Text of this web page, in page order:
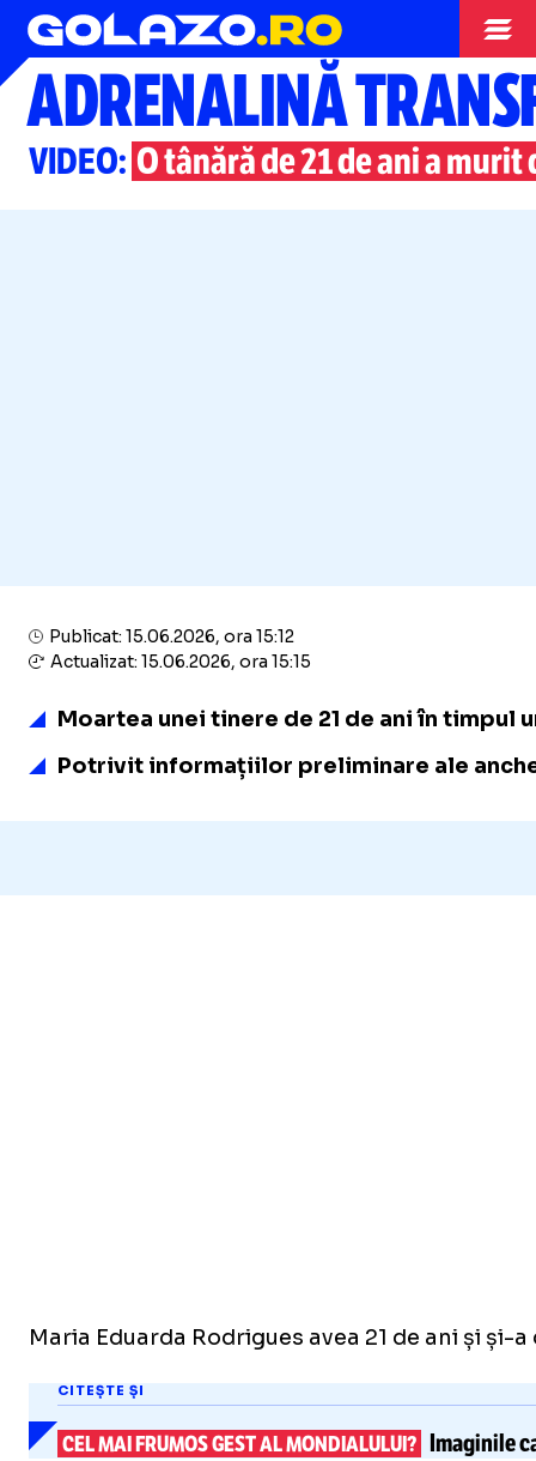
Alte sporturi
ADRENALINĂ
VIDEO: O tânără de 21 de ani a
Publicat: 15.06.2026, ora 15:12
Actualizat: 15.06.2026, ora 15:15
Moartea unei tinere de 21 de ani în
Potrivit informațiilor preliminare ale
Maria Eduarda Rodrigues avea 21 de ani și
CITEȘTE ȘI
CEL MAI FRUMOS GEST AL MONDIALULUI? Imaginile